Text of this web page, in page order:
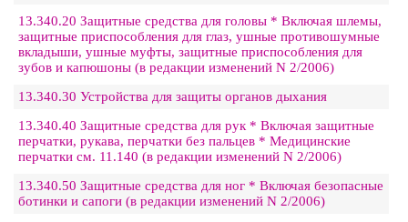
13.340.20 Защитные средства для головы * Включая шлемы,
защитные приспособления для глаз, ушные противошумные
вкладыши, ушные муфты, защитные приспособления для
зубов и капюшоны (в редакции изменений N 2/2006)
13.340.30 Устройства для защиты органов дыхания
13.340.40 Защитные средства для рук * Включая защитные
перчатки, рукава, перчатки без пальцев * Медицинские
перчатки см. 11.140 (в редакции изменений N 2/2006)
13.340.50 Защитные средства для ног * Включая безопасные
ботинки и сапоги (в редакции изменений N 2/2006)